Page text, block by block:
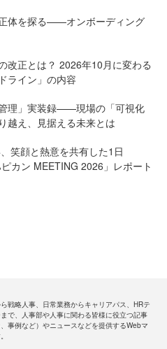
正体を探る——オンボーディング
改正とは？ 2026年10月に変わる
ライン」の内容
理」実装録——現場の「可視化
越え、見据える未来とは
笑顔と熱意を共有した1日
カン MEETING 2026」レポート
戦略人事、日常業務からキャリアパス、HRテ
で、人事部や人事に関わる皆様に役立つ記事
、事例など）やニュースなどを提供するWebマ